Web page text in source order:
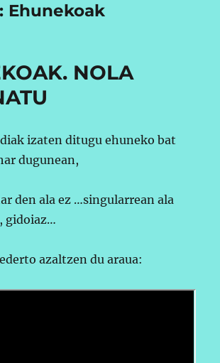
Ehunekoak
NOLA
izaten ditugu ehuneko bat
dugunean,
den ala ez …singularrean ala
gidoiaz…
azaltzen du araua: